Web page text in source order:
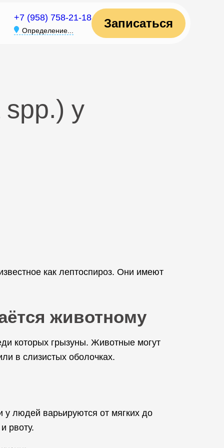
+7 (958) 758-21-18
Определение...
Записаться
у
как лептоспироз. Они имеют
животному
которых грызуны. Животные могут
в слизистых оболочках.
людей варьируются от мягких до
рвоту.